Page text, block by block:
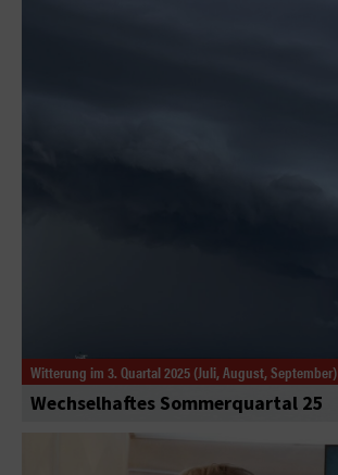
Witterung im 3. Quartal 2025 (Juli, August, September)
Wechselhaftes Sommerquartal 25